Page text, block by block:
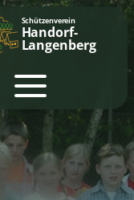
Schützenverein
Handorf-
Langenberg